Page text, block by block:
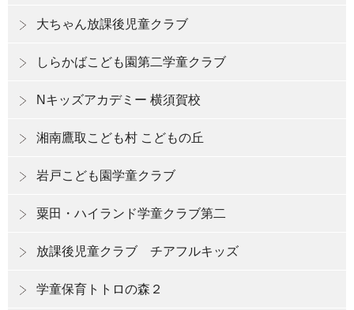
大ちゃん放課後児童クラブ
しらかばこども園第二学童クラブ
Nキッズアカデミー 横須賀校
湘南鷹取こども村 こどもの丘
岩戸こども園学童クラブ
粟田・ハイランド学童クラブ第二
放課後児童クラブ チアフルキッズ
学童保育トトロの森２